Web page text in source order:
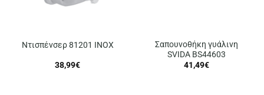
Ντισπένσερ 81201 INOX
38,99€
Σαπουνοθήκη γυάλινη
SVIDA BS44603
41,49€